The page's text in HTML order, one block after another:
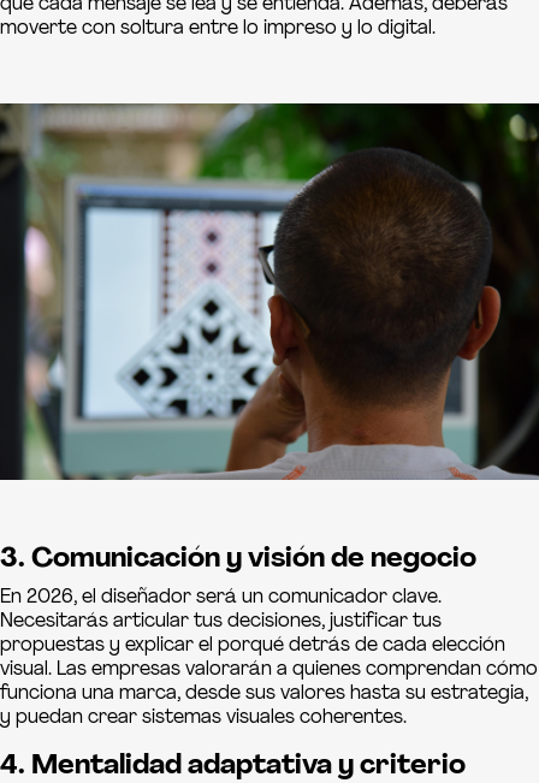
que cada mensaje se lea y se entienda. Además, deberás
moverte con soltura entre lo impreso y lo digital.
3. Comunicación y visión de negocio
En 2026, el diseñador será un comunicador clave.
Necesitarás articular tus decisiones, justificar tus
propuestas y explicar el porqué detrás de cada elección
visual. Las empresas valorarán a quienes comprendan cómo
funciona una marca, desde sus valores hasta su estrategia,
y puedan crear sistemas visuales coherentes.
4. Mentalidad adaptativa y criterio